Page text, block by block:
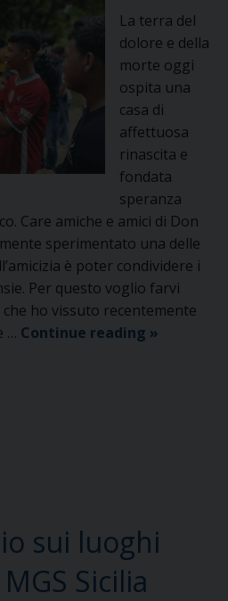
La terra del
dolore e della
morte oggi
ospita una
casa di
affettuosa
rinascita e
fondata
speranza
Care amiche e amici di Don
sperimentato una delle
è poter condividere i
Per questo voglio farvi
ho vissuto recentemente
… Continue reading IL
»
sui luoghi
Sicilia